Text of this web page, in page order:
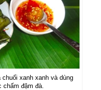
xanh xanh và dùng
đậm đà.